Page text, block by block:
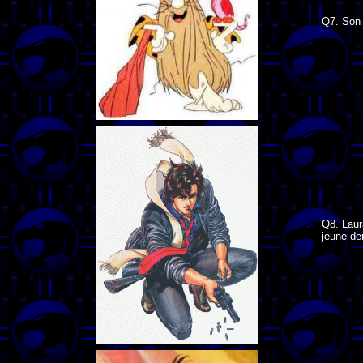
Q7.
Q8.
jeune